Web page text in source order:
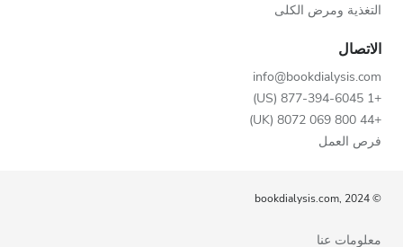
التغذية ومرض الكلى
الاتصال
info@bookdialysis.com
+1 877-394-6045 (US)
+44 800 069 8072 (UK)
فرص العمل
© bookdialysis.com, 2024
معلومات عنا